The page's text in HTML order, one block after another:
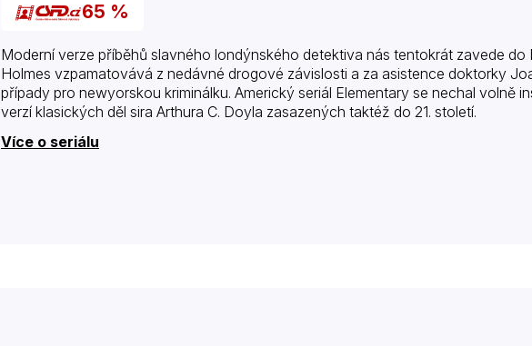
65 %
Moderní verze příběhů slavného londýnského detektiva nás tentokrát zavede do
Holmes vzpamatovává z nedávné drogové závislosti a za asistence doktorky
případy pro newyorskou kriminálku. Americký seriál Elementary se nechal volně
verzí klasických děl sira Arthura C. Doyla zasazených taktéž do 21. století.
Více o seriálu